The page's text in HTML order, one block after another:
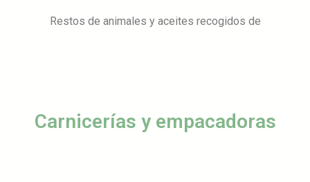
Restos de animales y aceites recogidos de
Carnicerías y empacadoras